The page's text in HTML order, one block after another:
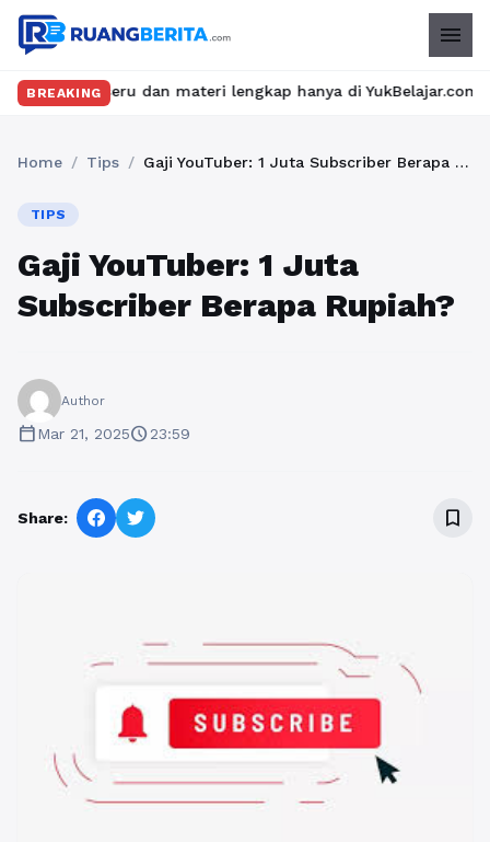
menu
BREAKING
dan materi lengkap hanya di YukBelajar.com. Mulai
Home / Tips / Gaji YouTuber: 1 Juta Subscriber Berapa Rupiah?
TIPS
Gaji YouTuber: 1 Juta
Subscriber Berapa Rupiah?
Author
calendar_todayMar 21, 2025schedule23:59
Share: bookmark_border